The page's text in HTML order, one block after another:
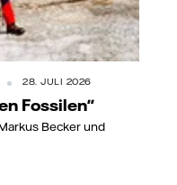
28. JULI 2026
Fossilen"
Becker und